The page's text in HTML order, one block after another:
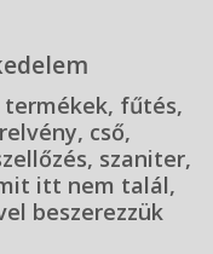
fűtés,
cső,
szaniter,
itt nem talál,
beszerezzük